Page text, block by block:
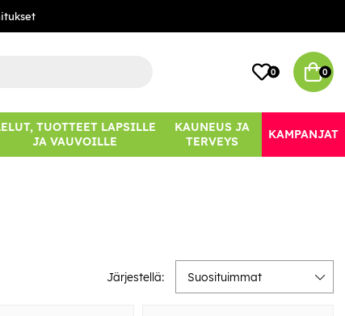
0 0
TUOTTEET LAPSILLE
JA VAUVOILLE
KAUNEUS JA
TERVEYS
KAMPANJAT
Järjestellä: Suosituimmat